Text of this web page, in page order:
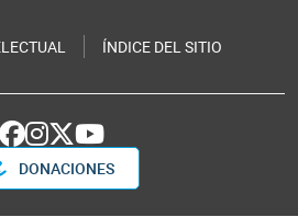
ÍNDICE DEL SITIO
DONACIONES